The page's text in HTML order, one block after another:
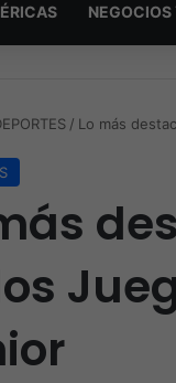
/ Lo más